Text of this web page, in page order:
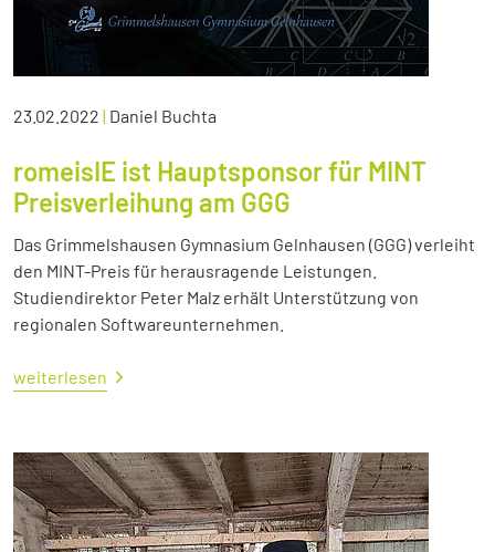
23.02.2022 | Daniel Buchta
romeisIE ist Hauptsponsor für MINT
Preisverleihung am GGG
Das Grimmelshausen Gymnasium Gelnhausen (GGG) verleiht
den MINT-Preis für herausragende Leistungen.
Studiendirektor Peter Malz erhält Unterstützung von
regionalen Softwareunternehmen.
weiterlesen